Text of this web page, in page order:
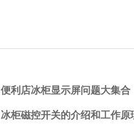
便利店冰柜显示屏问题大集合
冰柜磁控开关的介绍和工作原